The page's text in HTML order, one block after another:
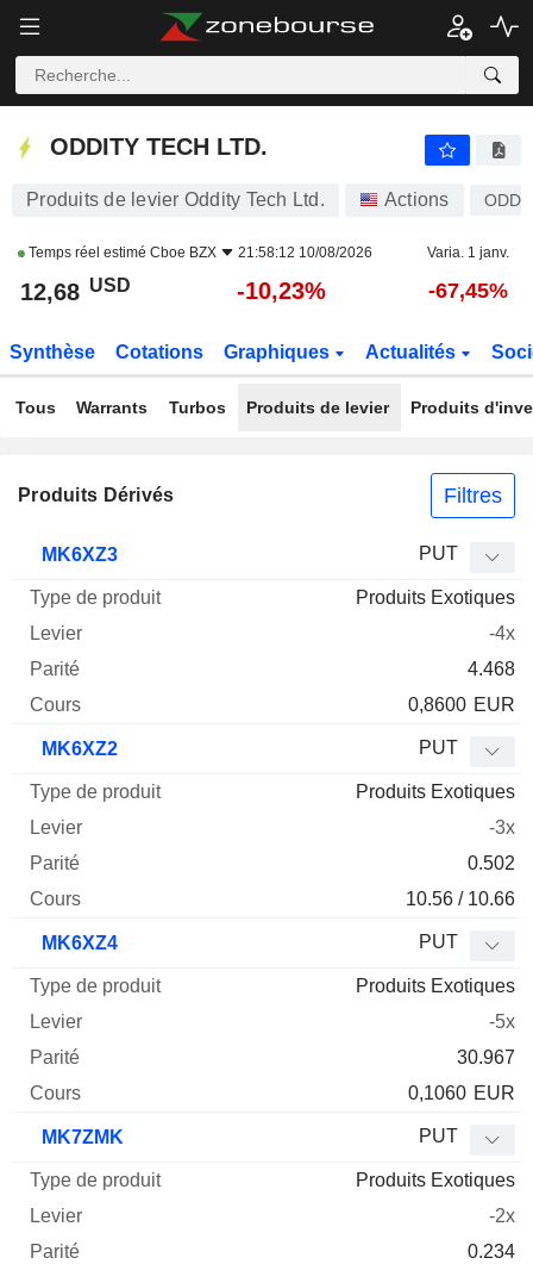
ODDITY TECH LTD.
ODDITY TECH LTD.
Produits de levier Oddity Tech Ltd. Actions ODD
Temps réel estimé Cboe BZX 21:58:12 10/08/2026 Varia. 1 janv.
12,68 USD -10,23% -67,45%
Synthèse Cotations Graphiques Actualités
Tous Warrants Turbos Produits de levier Produits
Produits Dérivés Filtres
Mnemo Type produit
Cours
MK6XZ3 PUT
Produits Exotiques
-4x
4.468
0,8600 EUR
MK6XZ2 PUT
Produits Exotiques
-3x
0.502
10.56 / 10.66
MK6XZ4 PUT
Produits Exotiques
-5x
30.967
0,1060 EUR
MK7ZMK PUT
Produits Exotiques
-2x
0.234